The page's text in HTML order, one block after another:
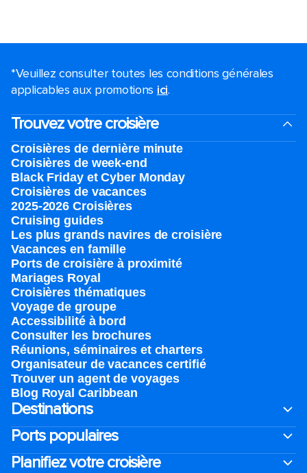
*Veuillez consulter toutes les conditions générales
applicables aux promotions ici.
Trouvez votre croisière
Croisières de dernière minute
Croisières de week-end
Black Friday et Cyber Monday
Croisières de vacances
2025-2026 Croisières
Cruising guides
Les plus grands navires de croisière
Vacances en famille
Ports de croisière à proximité
Mariages Royal
Croisières thématiques
Voyage de groupe​
Accessibilité à bord​
Consulter les brochures
Réunions, séminaires et charters
Organisateur de vacances certifié
Trouver un agent de voyages
Blog Royal Caribbean
Destinations
Ports populaires
Planifiez votre croisière